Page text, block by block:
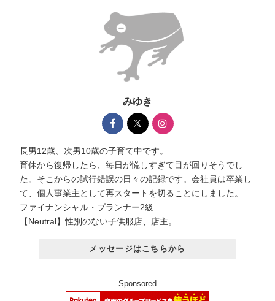
みゆき
長男12歳、次男10歳の子育て中です。
育休から復帰したら、毎日が慌しすぎて目が回りそうでし
た。そこからの試行錯誤の日々の記録です。会社員は卒業し
て、個人事業主として再スタートを切ることにしました。
ファイナンシャル・プランナー2級
【Neutral】性別のない子供服店、店主。
メッセージはこちらから
Sponsored